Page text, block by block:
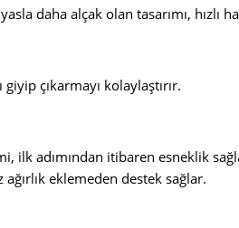
daha alçak olan tasarımı,
giyip çıkarmayı kolaylaştırır.
ilk adımından itibaren esneklik
eklemeden destek sağlar.